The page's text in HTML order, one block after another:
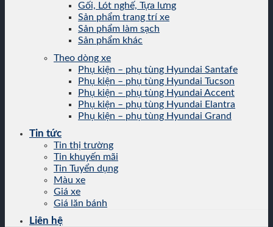
Gối, Lót nghế, Tựa lưng
Sản phẩm trang trí xe
Sản phẩm làm sạch
Sản phẩm khác
Theo dòng xe
Phụ kiện – phụ tùng Hyundai Santafe
Phụ kiện – phụ tùng Hyundai Tucson
Phụ kiện – phụ tùng Hyundai Accent
Phụ kiện – phụ tùng Hyundai Elantra
Phụ kiện – phụ tùng Hyundai Grand
Tin tức
Tin thị trường
Tin khuyến mãi
Tin Tuyển dụng
Màu xe
Giá xe
Giá lăn bánh
Liên hệ